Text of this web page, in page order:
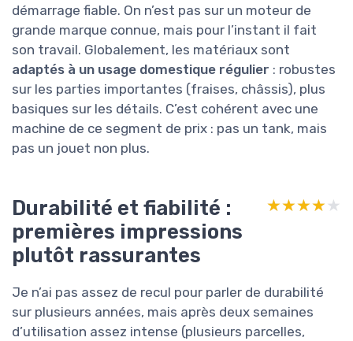
démarrage fiable. On n’est pas sur un moteur de
grande marque connue, mais pour l’instant il fait
son travail. Globalement, les matériaux sont
adaptés à un usage domestique régulier : robustes
sur les parties importantes (fraises, châssis), plus
basiques sur les détails. C’est cohérent avec une
machine de ce segment de prix : pas un tank, mais
pas un jouet non plus.
Durabilité et fiabilité :
premières impressions
plutôt rassurantes
★★★★★
★★★★★
Je n’ai pas assez de recul pour parler de durabilité
sur plusieurs années, mais après deux semaines
d’utilisation assez intense (plusieurs parcelles,